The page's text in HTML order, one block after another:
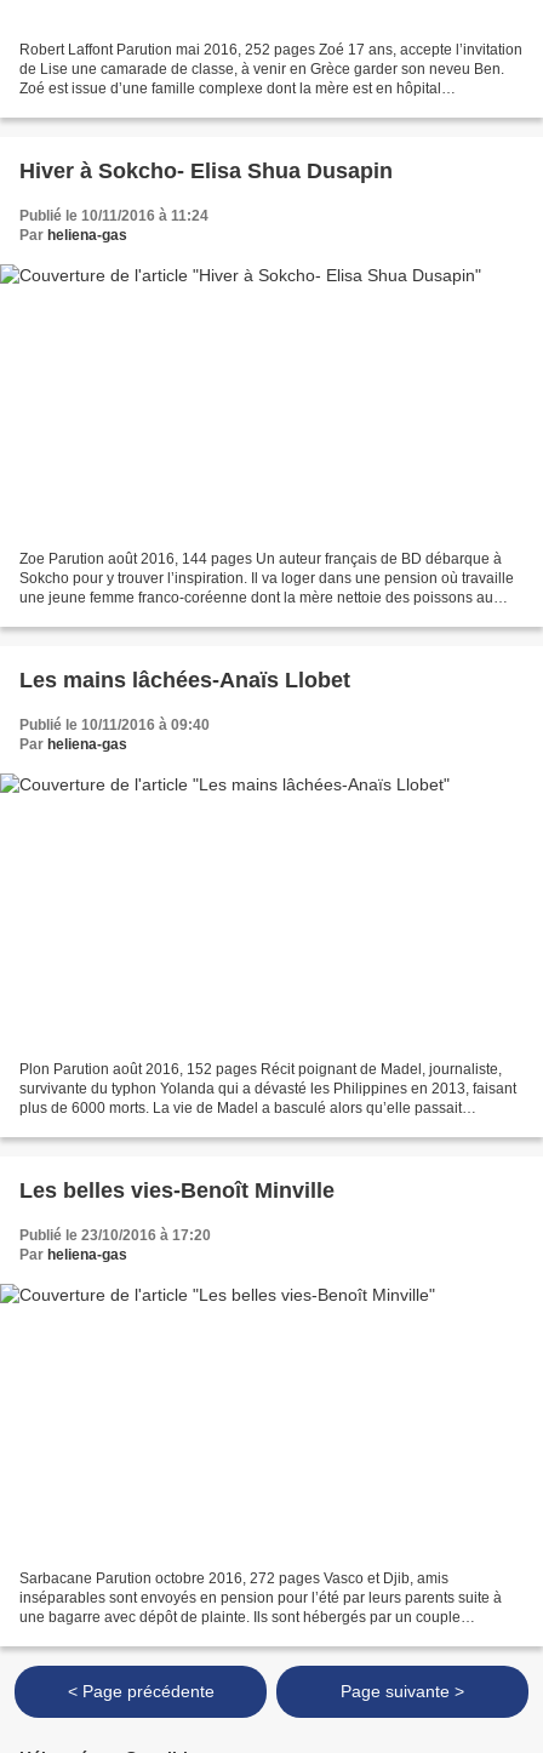
Robert Laffont Parution mai 2016, 252 pages Zoé 17 ans, accepte l’invitation
de Lise une camarade de classe, à venir en Grèce garder son neveu Ben.
Zoé est issue d’une famille complexe dont la mère est en hôpital
Hiver à Sokcho- Elisa Shua Dusapin
Publié le 10/11/2016 à 11:24
Par heliena-gas
Zoe Parution août 2016, 144 pages Un auteur français de BD débarque à
Sokcho pour y trouver l’inspiration. Il va loger dans une pension où travaille
une jeune femme franco-coréenne dont la mère nettoie des poissons au
Les mains lâchées-Anaïs Llobet
Publié le 10/11/2016 à 09:40
Par heliena-gas
Plon Parution août 2016, 152 pages Récit poignant de Madel, journaliste,
survivante du typhon Yolanda qui a dévasté les Philippines en 2013, faisant
plus de 6000 morts. La vie de Madel a basculé alors qu’elle passait
Les belles vies-Benoît Minville
Publié le 23/10/2016 à 17:20
Par heliena-gas
Sarbacane Parution octobre 2016, 272 pages Vasco et Djib, amis
inséparables sont envoyés en pension pour l’été par leurs parents suite à
une bagarre avec dépôt de plainte. Ils sont hébergés par un couple
< Page précédente Page suivante >